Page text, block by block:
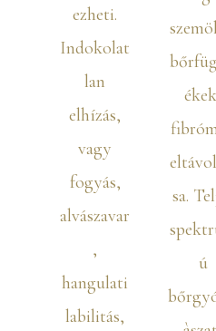
ezheti.
Indokolat
lan
elhízás,
vagy
fogyás,
alvászavar
,
hangulati
labilitás,
sa.
ú